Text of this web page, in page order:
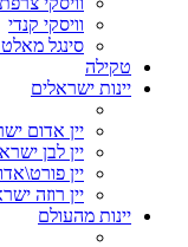
וויסקי קנדי
סינגל
טקילה
יינות ישראלים
יין אדום
יין לבן
יין
יין רוזה
יינות מהעולם